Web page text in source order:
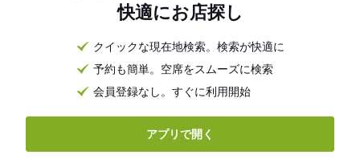
快適にお店探し
クイックな現在地検索。検索が快適に
予約も簡単。空席をスムーズに検索
会員登録なし。すぐに利用開始
アプリで開く